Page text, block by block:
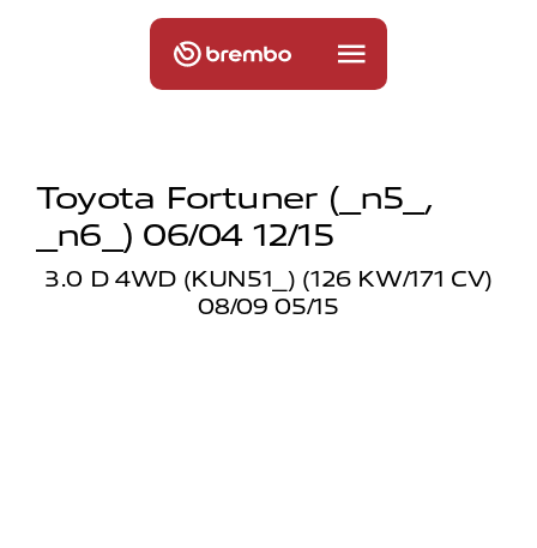
Toyota Fortuner (_n5_,
_n6_) 06/04 12/15
3.0 D 4WD (KUN51_) (126 KW/171 CV)
08/09 05/15